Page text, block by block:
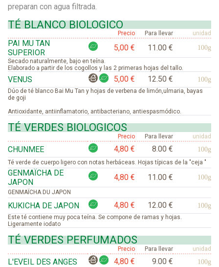
preparan con agua filtrada.
TÉ BLANCO BIOLOGICO
Precio Para llevar unidad
PAI MU TAN
SUPERIOR
5,00 € 11.00 € 100g
Secado naturalmente, bajo en teína.
Elaborado a partir de los cogollos y las 2 primeras hojas del tallo.
VENUS 5,00 € 12.50 € 100g
Dúo de té blanco Bai Mu Tan y hojas de verbena de limón,ulmaria, bayas
de goji
Antioxidante, antiinflamatorio, antibacteriano, antiespasmódico.
TÉ VERDES BIOLOGICOS
Precio Para llevar unidad
CHUNMEE 4,80 € 8.00 € 100g
Té verde de cuerpo ligero con notas herbáceas. Hojas típicas de la "ceja "
GENMAÏCHA DE
JAPON
4,80 € 11.00 € 100g
GENMAÏCHA DU JAPON
KUKICHA DE JAPON 4,80 € 12.00 € 100g
Este té contiene muy poca teína. Se compone de ramas y hojas.
Ligeramente iodato
TÉ VERDES PERFUMADOS
Precio Para llevar unidad
L'EVEIL DES ANGES 4,80 € 9.00 € 100g